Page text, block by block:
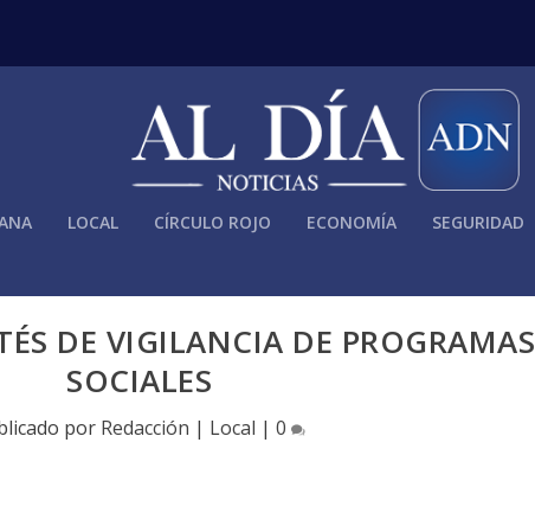
LOCAL CÍRCULO ROJO ECONOMÍA SEGURIDAD
DE VIGILANCIA DE PROGRAMAS
SOCIALES
por Redacción | Local |0